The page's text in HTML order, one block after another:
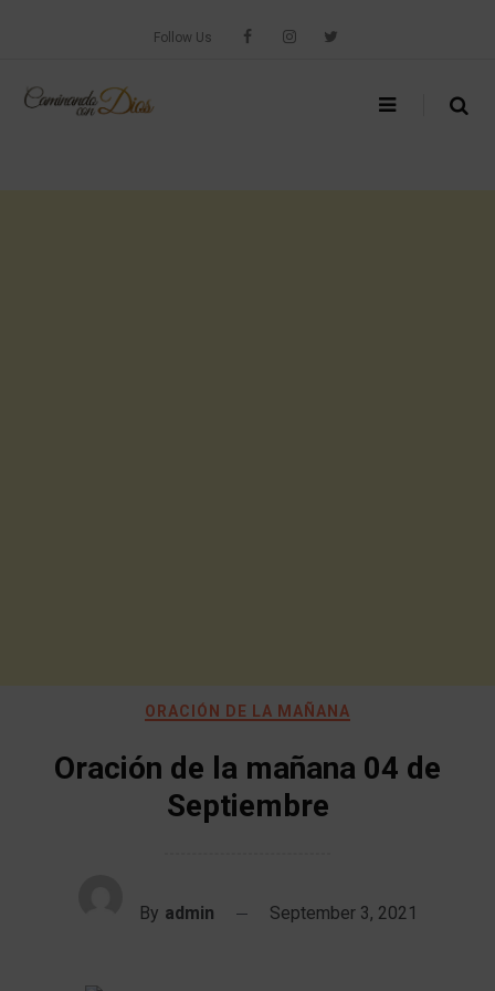
Follow Us
ORACIÓN DE LA MAÑANA
Oración de la mañana 04 de
Septiembre
By admin September 3, 2021